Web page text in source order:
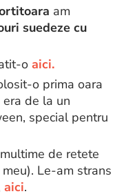
am
suedeze cu
o aici.
o prima oara
de la un
special pentru
de retete
Le-am strans
aici.